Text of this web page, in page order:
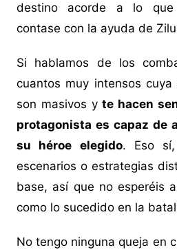
destino acorde a lo
contase con la ayuda de
Si hablamos de los
cuantos muy intensos
son masivos yte hacen
protagonista es capaz de
su héroe elegido. Eso sí,
escenarios o estrategias
base, así que no esperéis
como lo sucedido en la
No tengo ninguna queja en